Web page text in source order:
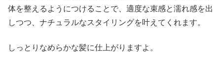
体を整えるようにつけることで、適度な束感と濡れ感を出
しつつ、ナチュラルなスタイリングを叶えてくれます。
しっとりなめらかな髪に仕上がりますよ。